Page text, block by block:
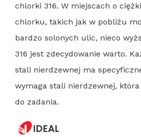
chlorki 316. W miejscach o
chlorku, takich jak w pobliżu
bardzo solonych ulic, nieco
316 jest zdecydowanie warto.
stali nierdzewnej ma
wymaga stali nierdzewnej,
do zadania.